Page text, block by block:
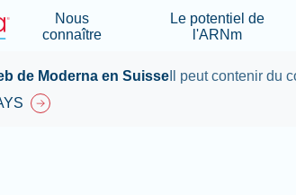
Nous
connaître
Le potentiel de
l'ARNm
de Moderna en Suisse Il peut contenir du